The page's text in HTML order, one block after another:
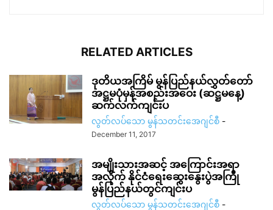
RELATED ARTICLES
ဒုတိယအကြိမ် မွန်ပြည်နယ်လွှတ်တော်
အဋ္ဌမပုံမှန်အစည်းအဝေး (ဆဋ္ဌမနေ့)
ဆက်လက်ကျင်းပ
လွတ်လပ်သော မွန်သတင်းအေဂျင်စီ -
December 11, 2017
အမျိုးသားအဆင့် အကြောင်းအရာ
အလိုက် နိုင်ငံရေးဆွေးနွေးပွဲအကြို
မွန်ပြည်နယ်တွင်ကျင်းပ
လွတ်လပ်သော မွန်သတင်းအေဂျင်စီ -